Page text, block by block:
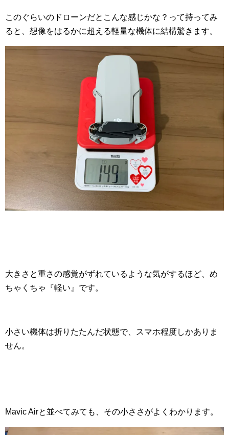
このぐらいのドローンだとこんな感じかな？って持ってみ
ると、想像をはるかに超える軽量な機体に結構驚きます。
大きさと重さの感覚がずれているような気がするほど、め
ちゃくちゃ『軽い』です。
小さい機体は折りたたんだ状態で、スマホ程度しかありま
せん。
Mavic Airと並べてみても、その小ささがよくわかります。